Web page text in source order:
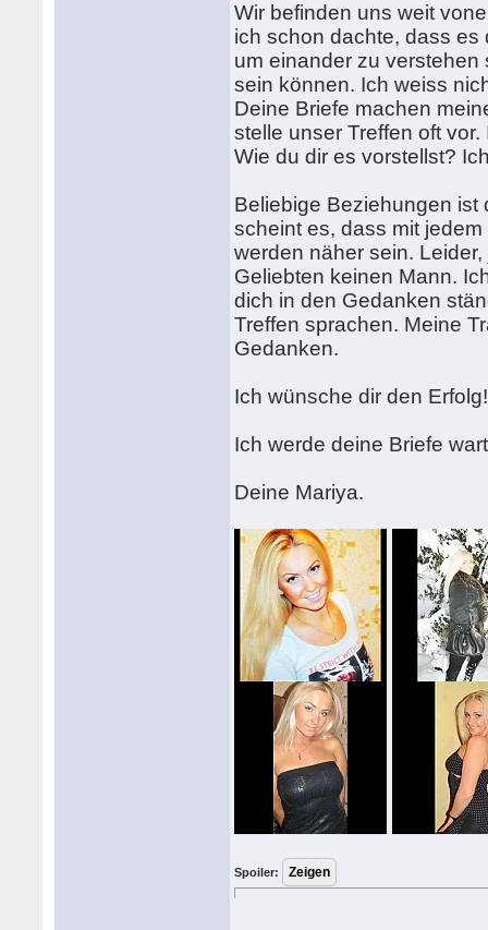
Wir befinden uns weit
ich schon dachte, dass es
um einander zu
sein können. Ich weiss
Deine Briefe machen
stelle unser Treffen oft
Wie du dir es vorstellst?
Beliebige Beziehungen ist
scheint es, dass mit
werden näher sein.
Geliebten keinen Mann.
dich in den Gedanken
Treffen sprachen. Meine
Gedanken.
Ich wünsche dir den
Ich werde deine Briefe
Deine Mariya.
Spoiler: